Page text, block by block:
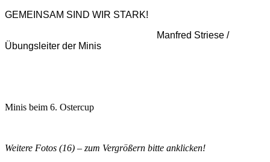
GEMEINSAM SIND WIR STARK!
Manfred Striese /
Übungsleiter der Minis
Minis beim 6. Ostercup
Weitere Fotos (16) – zum Vergrößern bitte anklicken!